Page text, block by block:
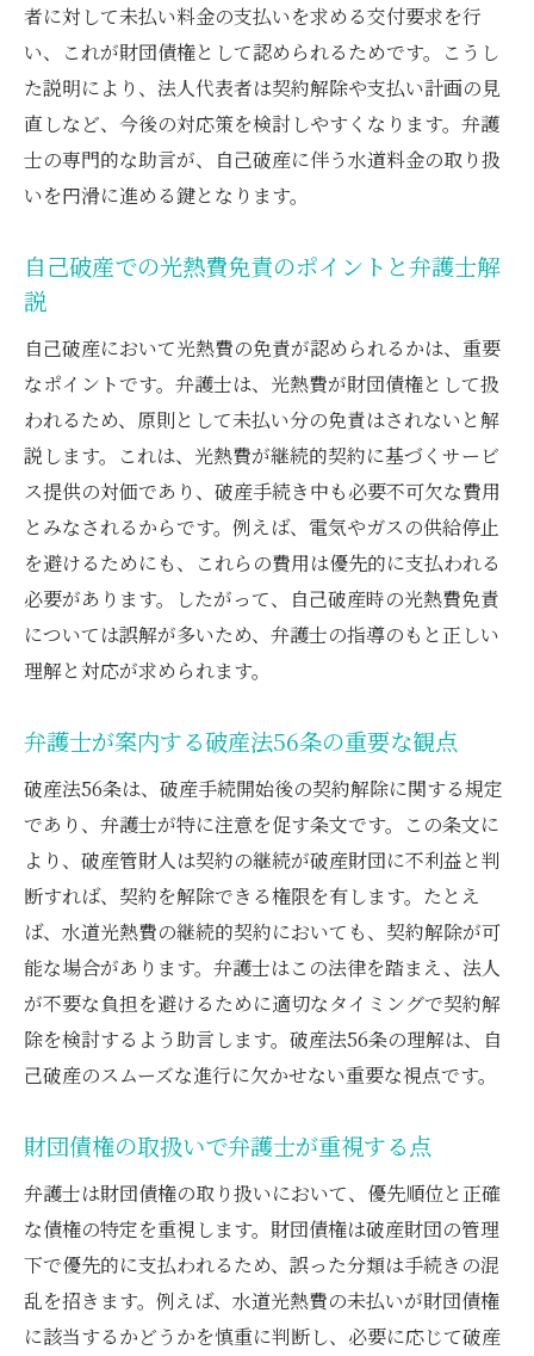
者に対して未払い料金の支払いを求める交付要求を行
い、これが財団債権として認められるためです。こうし
た説明により、法人代表者は契約解除や支払い計画の見
直しなど、今後の対応策を検討しやすくなります。弁護
士の専門的な助言が、自己破産に伴う水道料金の取り扱
いを円滑に進める鍵となります。
自己破産での光熱費免責のポイントと弁護士解
説
自己破産において光熱費の免責が認められるかは、重要
なポイントです。弁護士は、光熱費が財団債権として扱
われるため、原則として未払い分の免責はされないと解
説します。これは、光熱費が継続的契約に基づくサービ
ス提供の対価であり、破産手続き中も必要不可欠な費用
とみなされるからです。例えば、電気やガスの供給停止
を避けるためにも、これらの費用は優先的に支払われる
必要があります。したがって、自己破産時の光熱費免責
については誤解が多いため、弁護士の指導のもと正しい
理解と対応が求められます。
弁護士が案内する破産法56条の重要な観点
破産法56条は、破産手続開始後の契約解除に関する規定
であり、弁護士が特に注意を促す条文です。この条文に
より、破産管財人は契約の継続が破産財団に不利益と判
断すれば、契約を解除できる権限を有します。たとえ
ば、水道光熱費の継続的契約においても、契約解除が可
能な場合があります。弁護士はこの法律を踏まえ、法人
が不要な負担を避けるために適切なタイミングで契約解
除を検討するよう助言します。破産法56条の理解は、自
己破産のスムーズな進行に欠かせない重要な視点です。
財団債権の取扱いで弁護士が重視する点
弁護士は財団債権の取り扱いにおいて、優先順位と正確
な債権の特定を重視します。財団債権は破産財団の管理
下で優先的に支払われるため、誤った分類は手続きの混
乱を招きます。例えば、水道光熱費の未払いが財団債権
に該当するかどうかを慎重に判断し、必要に応じて破産